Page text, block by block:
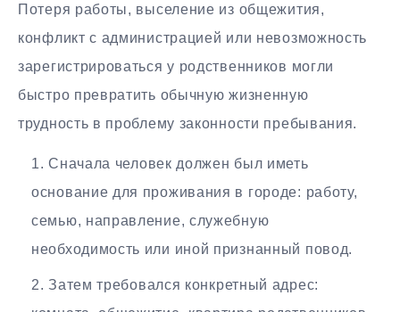
Потеря работы, выселение из общежития,
конфликт с администрацией или невозможность
зарегистрироваться у родственников могли
быстро превратить обычную жизненную
трудность в проблему законности пребывания.
Сначала человек должен был иметь
основание для проживания в городе: работу,
семью, направление, служебную
необходимость или иной признанный повод.
Затем требовался конкретный адрес: